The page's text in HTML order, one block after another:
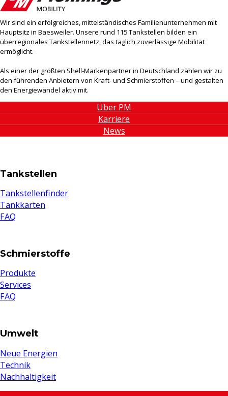
Wir sind ein erfolgreiches, mittelständisches Familienunternehmen mit
Hauptsitz in Baesweiler. Unsere rund 115 Tankstellen bilden ein
überregionales Tankstellennetz, das täglich zuverlässige Mobilität
ermöglicht.
Als einer der größten Shell-Markenpartner in Deutschland zählen wir zu
den führenden Anbietern von Kraft- und Schmierstoffen – und gestalten
den Energiewandel aktiv mit.
Über PM
Karriere
News
Tankstellen
Tankstellenfinder
Tankkarten
FAQ
Schmierstoffe
Produkte
Services
FAQ
Umwelt
Neue Energien
Technik
Nachhaltigkeit